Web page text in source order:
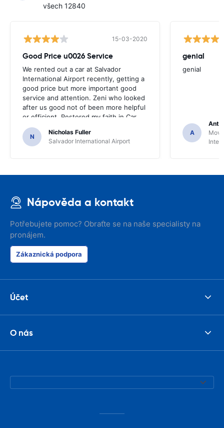
všech 12840
15-03-2020
Good Price u0026 Service
We rented out a car at Salvador
International Airport recently, getting a
good price but more important good
service and attention. Zeni who looked
after us good not of been more helpful
or efficient. Restored my faith in Car
rental staff
N
Nicholas Fuller
Salvador International Airport
genial
genial
A
Nápověda a kontakt
Potřebujete pomoc? Obraťte se na naše specialisty na
pronájem.
Zákaznická podpora
Účet
O nás